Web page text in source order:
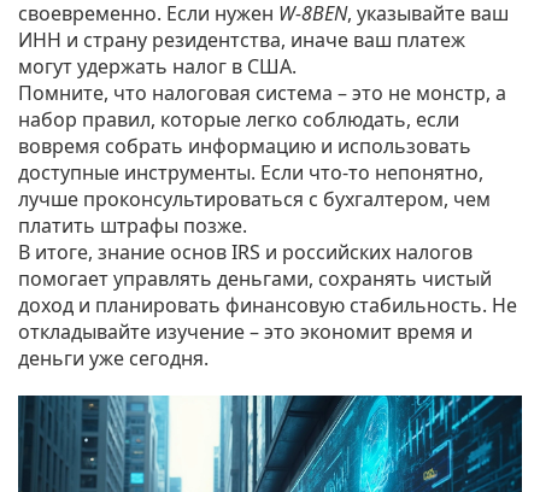
своевременно. Если нужен W‑8BEN, указывайте ваш
ИНН и страну резидентства, иначе ваш платеж
могут удержать налог в США.
Помните, что налоговая система – это не монстр, а
набор правил, которые легко соблюдать, если
вовремя собрать информацию и использовать
доступные инструменты. Если что‑то непонятно,
лучше проконсультироваться с бухгалтером, чем
платить штрафы позже.
В итоге, знание основ IRS и российских налогов
помогает управлять деньгами, сохранять чистый
доход и планировать финансовую стабильность. Не
откладывайте изучение – это экономит время и
деньги уже сегодня.